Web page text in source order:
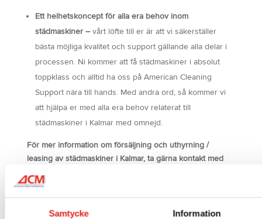
Samtycke Information
Ett helhetskoncept för alla era behov inom
städmaskiner –vårt löfte till er är att vi säkerställer
bästa möjliga kvalitet och support gällande alla delar i
processen. Ni kommer att få städmaskiner i absolut
toppklass och alltid ha oss på American Cleaning
Support nära till hands. Med andra ord, så kommer vi
att hjälpa er med alla era behov relaterat till
städmaskiner i Kalmar med omnejd.
För mer information om försäljning och uthyrning /
leasing av städmaskiner i Kalmar, ta gärna kontakt med
oss!